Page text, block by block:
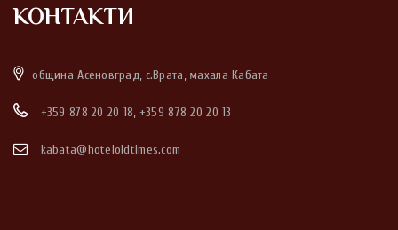
КОНТАКТИ
община Асеновград, с.Врата, махала Кабата
+359 878 20 20 18, +359 878 20 20 13
kabata@hoteloldtimes.com